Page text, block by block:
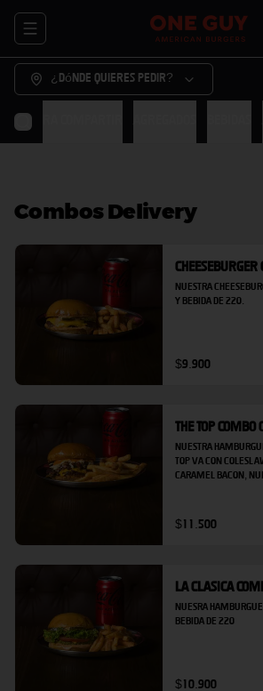
Abrir menu de navegación
¿Dónde quieres pedir?
Para Compartir
Combos Delivery
Cheeseburger
Nuestra
y bebida de 220.
$9.900
The Top Combo
Nuestra
top va con
caramel bacon,
y bebida de 220.
$11.500
La Clasica
Nuesra
bebida de 220
$10.900